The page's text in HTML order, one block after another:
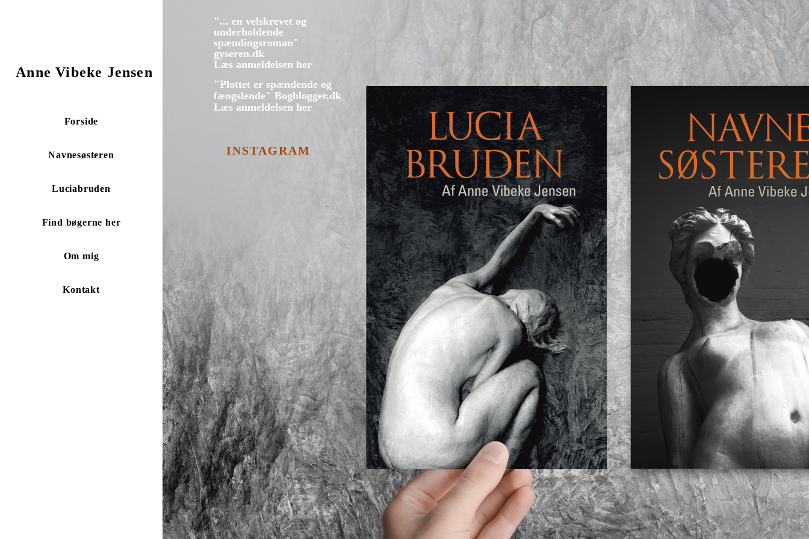
Anne Vibeke Jensen
Forside
Navnesøsteren
Luciabruden
Find bøgerne her
Om mig
Kontakt
"... en velskrevet og
underholdende
spændingsroman"
gyseren.dk
Læs anmeldelsen her
"Plottet er spændende og
fængslende" Bogblogger.dk
Læs anmeldelsen her
INSTAGRAM